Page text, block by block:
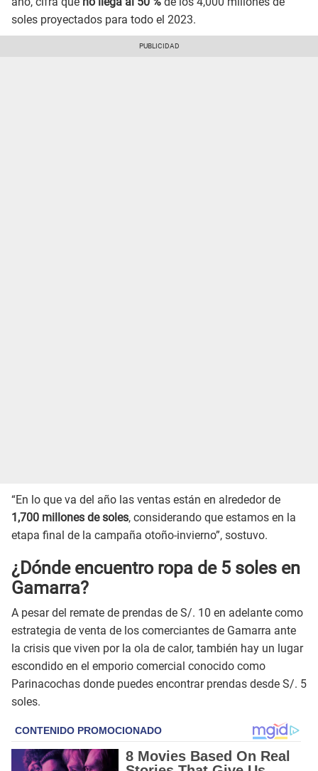
soles proyectados para todo el 2023.
“En lo que va del año las ventas están en alrededor de
1,700 millones de soles, considerando que estamos en la
etapa final de la campaña otoño-invierno”, sostuvo.
¿Dónde encuentro ropa de 5 soles en
Gamarra?
A pesar del remate de prendas de S/. 10 en adelante como
estrategia de venta de los comerciantes de Gamarra ante
la crisis que viven por la ola de calor, también hay un lugar
escondido en el emporio comercial conocido como
Parinacochas donde puedes encontrar prendas desde S/. 5
soles.